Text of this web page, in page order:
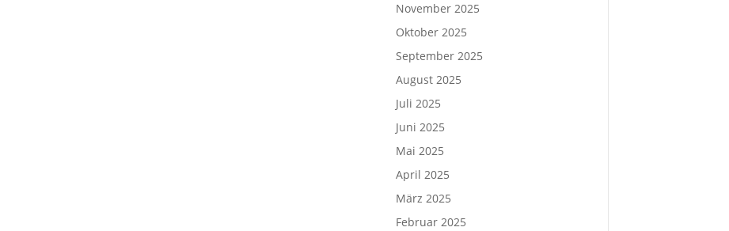
November 2025
Oktober 2025
September 2025
August 2025
Juli 2025
Juni 2025
Mai 2025
April 2025
März 2025
Februar 2025